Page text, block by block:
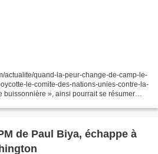
actualite/quand-la-peur-change-de-camp-le-
le-comite-des-nations-unies-contre-la-
buissonnière », ainsi pourrait se résumer
de Paul Biya, échappe à